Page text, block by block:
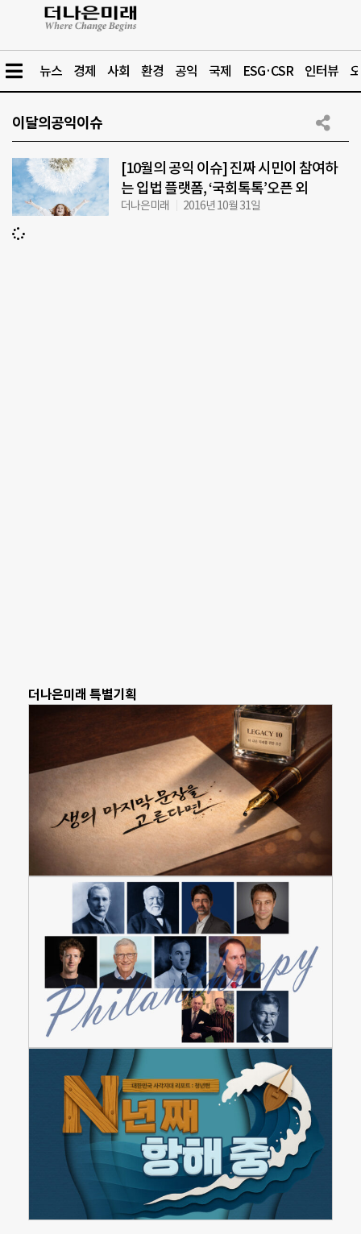
뉴스 경제 사회 환경 공익 국제 ESG·CSR 인터뷰
이달의공익이슈
[10월의 공익 이슈] 진짜 시민이 참여하
는 입법 플랫폼, ‘국회톡톡’오픈 외
더나은미래 2016년 10월 31일
더나은미래 특별기획